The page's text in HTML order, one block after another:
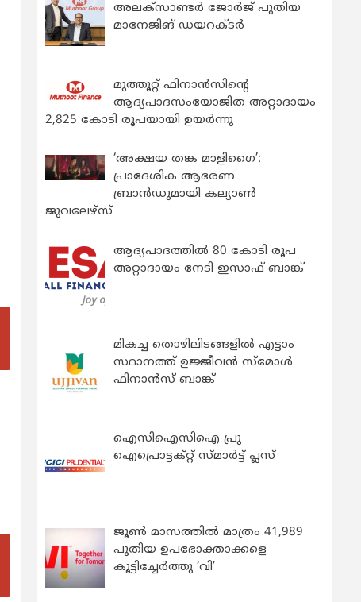
അലക്സാണ്ടർ ജോർജ് പുതിയ
മാനേജിങ് ഡയറക്ടർ
മുത്തൂറ്റ് ഫിനാൻസിന്റെ
ആദ്യപാദസംയോജിത അറ്റാദായം
2,825 കോടി രൂപയായി ഉയർന്നു
‘അക്ഷയ തങ്ക മാളിഗൈ’:
പ്രാദേശിക ആഭരണ
ബ്രാന്‍ഡുമായി കല്യാണ്‍
ജുവലേഴ്‌സ്
ആദ്യപാദത്തിൽ 80 കോടി രൂപ
അറ്റാദായം നേടി ഇസാഫ് ബാങ്ക്
മികച്ച തൊഴിലിടങ്ങളിൽ എട്ടാം
സ്ഥാനത്ത് ഉജ്ജീവൻ സ്മോൾ
ഫിനാൻസ് ബാങ്ക്
ഐസിഐസിഐ പ്രു
ഐപ്രൊട്ടക്റ്റ് സ്മാർട്ട് പ്ലസ്
ജൂൺ മാസത്തിൽ മാത്രം 41,989
പുതിയ ഉപഭോക്താക്കളെ
കൂട്ടിച്ചേർത്തു ‘വി’